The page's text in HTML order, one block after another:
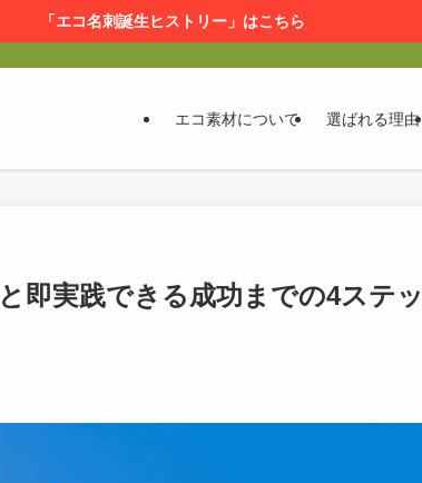
「エコ名刺誕生ヒストリー」はこちら
エコ素材について 選ばれる理由
即実践できる成功までの4ステッ